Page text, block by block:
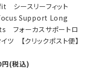
シースリーフィット
Support Long
フォーカスサポートロ
ツ 【クリックポスト便】
(税込)